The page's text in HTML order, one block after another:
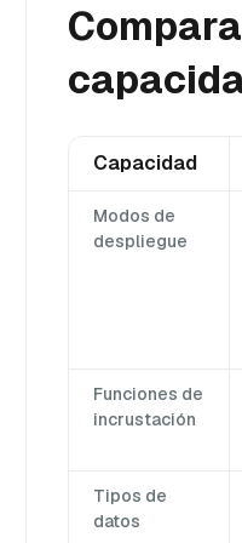
Capacidad
Modos de
despliegue
Funciones de
incrustación
Tipos de
datos